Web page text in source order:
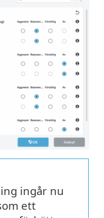
ingår nu
ett